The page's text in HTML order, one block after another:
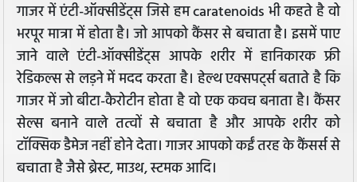
गाजर में एंटी-ऑक्सीडेंट्स जिसे हम caratenoids भी कहते है वो
भरपूर मात्रा में होता है। जो आपको कैंसर से बचाता है। इसमें पाए
जाने वाले एंटी-ऑक्सीडेंट्स आपके शरीर में हानिकारक फ्री
रेडिकल्स से लड़ने में मदद करता है। हेल्थ एक्सपर्ट्स बताते है कि
गाजर में जो बीटा-कैरोटीन होता है वो एक कवच बनाता है। कैंसर
सेल्स बनाने वाले तत्वों से बचाता है और आपके शरीर को
टॉक्सिक डैमेज नहीं होने देता। गाजर आपको कईं तरह के कैंसर्स से
बचाता है जैसे ब्रेस्ट, माउथ, स्टमक आदि।